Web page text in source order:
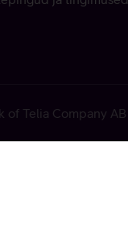
of Telia Company AB